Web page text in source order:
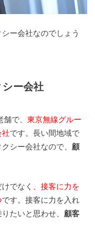
ー会社なのでしょう
ー会社
舗で、東京無線グルー
社です。長い間地域で
シー会社なので、 顧
けでなく、接客に力を
です。接客に力を入れ
たいと思わせ、 顧客